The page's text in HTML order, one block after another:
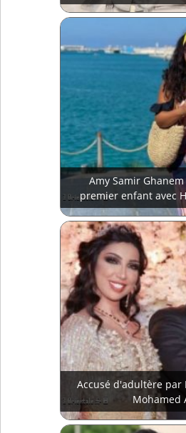
Amy Samir
premier enfant avec
Accusé d'adultère par
Mohamed